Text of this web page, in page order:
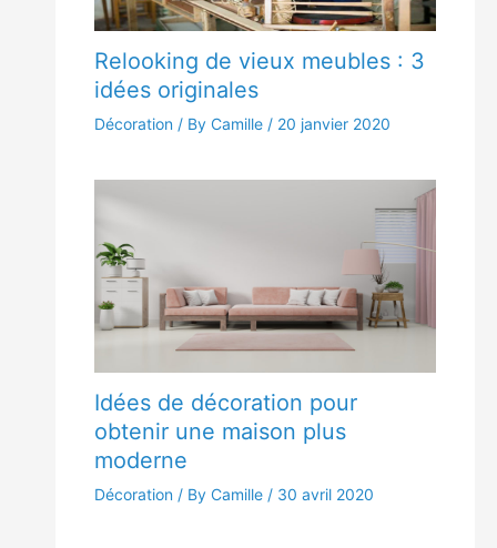
Relooking de vieux meubles : 3
idées originales
Décoration / By Camille / 20 janvier 2020
Idées de décoration pour
obtenir une maison plus
moderne
Décoration / By Camille / 30 avril 2020